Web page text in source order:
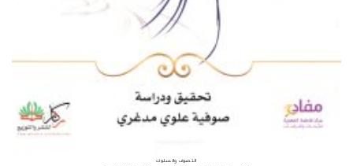
التصوف والسلوك